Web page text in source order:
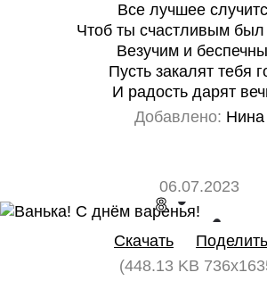
Все лучшее
Чтоб ты счастливым был
Везучим и
Пусть закалят тебя
И радость дарят
Добавлено: Нина
06.07.2023
8
Скачать
(448.13 KB